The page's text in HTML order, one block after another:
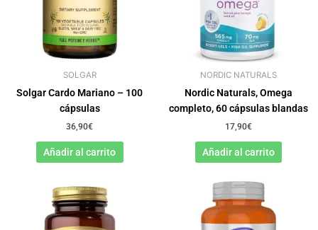
SOLGAR
Solgar Cardo Mariano – 100
cápsulas
36,90€
Añadir al carrito
NORDIC NATURALS
Nordic Naturals, Omega
completo, 60 cápsulas blandas
17,90€
Añadir al carrito